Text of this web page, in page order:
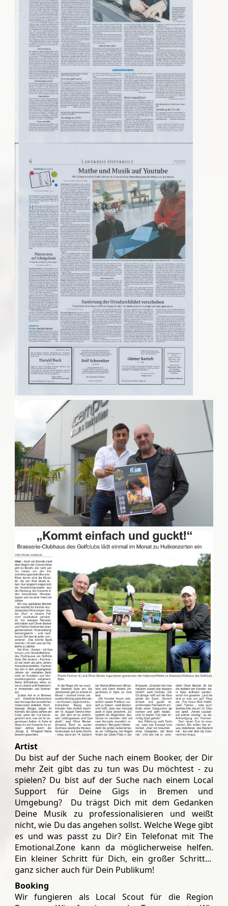
Artist
Du bist auf der Suche nach einem Booker, der Dir
mehr Zeit gibt das zu tun was Du möchtest - zu
spielen? Du bist auf der Suche nach einem Local
Support für Deine Gigs in Bremen und
Umgebung? Du trägst Dich mit dem Gedanken
Deine Musik zu professionalisieren und weißt
nicht, wie Du das angehen sollst. Welche Wege gibt
es und was passt zu Dir? Ein Telefonat mit The
Emotional.Zone kann da möglicherweise helfen.
Ein kleiner Schritt für Dich, ein großer Schritt...
ganz sicher auch für Dein Publikum!
Booking
Wir fungieren als Local Scout für die Region